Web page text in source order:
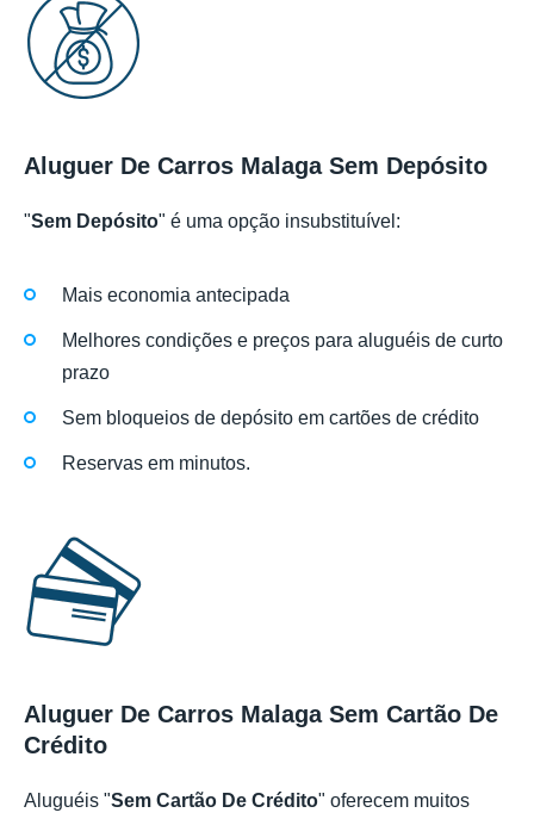
Aluguer De Carros Malaga Sem Depósito
"Sem Depósito" é uma opção insubstituível:
Mais economia antecipada
Melhores condições e preços para aluguéis de curto
prazo
Sem bloqueios de depósito em cartões de crédito
Reservas em minutos.
Aluguer De Carros Malaga Sem Cartão De
Crédito
Aluguéis "Sem Cartão De Crédito" oferecem muitos